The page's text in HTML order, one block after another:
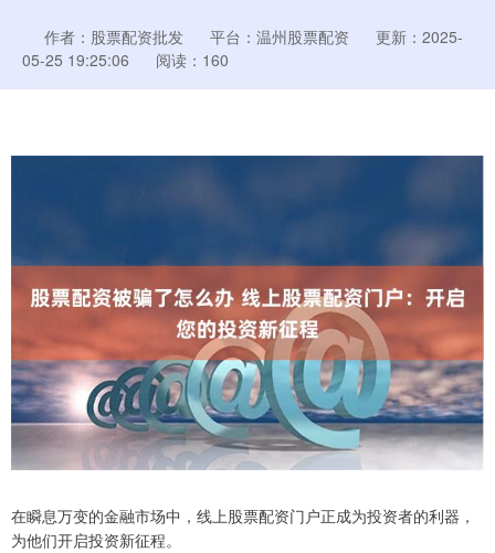
作者：股票配资批发 平台：温州股票配资
更新：2025-
05-25 19:25:06
阅读：160
在瞬息万变的金融市场中，线上股票配资门户正成为投资者的利器，
为他们开启投资新征程。